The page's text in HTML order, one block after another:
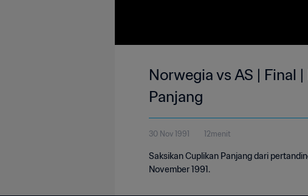
Norwegia vs AS | Final
Panjang
30 Nov 1991 12menit
Saksikan Cuplikan Panjang dari
November 1991.